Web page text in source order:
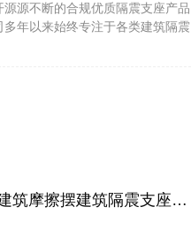
源不断的合规优质隔震支座产品
年以来始终专注于各类建筑隔震
建筑铅芯减震隔震支座生产厂家 建筑摩擦摆建筑隔震支座源头工厂 摩擦摆隔震支座多少钱